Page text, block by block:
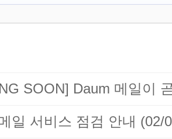
SOON] Daum 메일이
일 서비스 점검 안내 (02/